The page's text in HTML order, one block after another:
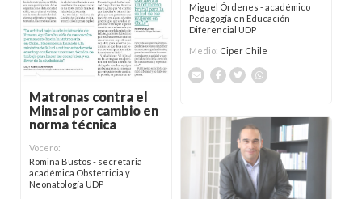
Matronas contra el
Minsal por cambio en
norma técnica
Vocero:
Romina Bustos - secretaria
académica Obstetricia y
Neonatología UDP
Miguel Órdenes - académico
Pedagogía en Educación
Diferencial UDP
Medio: Ciper Chile